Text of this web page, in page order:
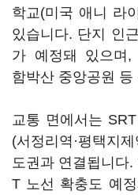
학교(미국 애니 라
있습니다. 단지 인
가 예정돼 있으며,
함박산 중앙공원
교통 면에서는
(서정리역·평택지
도권과 연결됩니다
T 노선 확충도 예